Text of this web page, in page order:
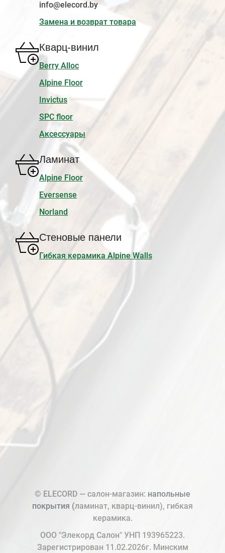
info@elecord.by
Замена и возврат товара
Кварц-винил
Berry Alloc
Alpine Floor
Invictus
SPC floor
Аксессуары
Ламинат
Alpine Floor
Eversense
Norland
Стеновые панели
Гибкая керамика Alpine Walls
© ELECORD — салон-магазин: напольные
покрытия (ламинат, кварц-винил), гибкая
керамика.
ООО "Элекорд Салон" УНП 193965223.
Зарегистрирован 11.02.2026г. Минским